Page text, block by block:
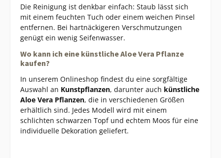
Die Reinigung ist denkbar einfach: Staub lässt sich
mit einem feuchten Tuch oder einem weichen Pinsel
entfernen. Bei hartnäckigeren Verschmutzungen
genügt ein wenig Seifenwasser.
Wo kann ich eine künstliche Aloe Vera Pflanze
kaufen?
In unserem Onlineshop findest du eine sorgfältige
Auswahl an Kunstpflanzen, darunter auch künstliche
Aloe Vera Pflanzen, die in verschiedenen Größen
erhältlich sind. Jedes Modell wird mit einem
schlichten schwarzen Topf und echtem Moos für eine
individuelle Dekoration geliefert.